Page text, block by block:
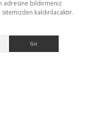
adresine bildirmeniz
kaldırılacaktır.